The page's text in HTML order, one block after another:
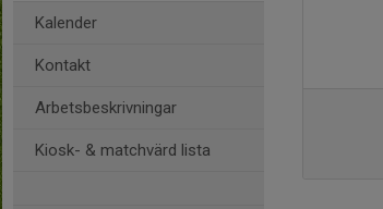
Kalender
Kontakt
Arbetsbeskrivningar
Kiosk- & matchvärd lista